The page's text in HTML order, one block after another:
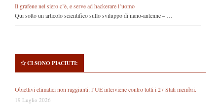
Il grafene nel siero c’è, e serve ad hackerare l’uomo
Qui sotto un articolo scientifico sullo sviluppo di nano-antenne – …
CI SONO PIACIUTI:
Obiettivi climatici non raggiunti: l’UE interviene contro tutti i 27 Stati membri.
19 Luglio 2026